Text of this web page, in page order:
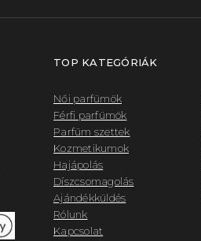
TOP KATEGÓRIÁK
Női parfümök
Férfi parfümök
Parfüm szettek
Kozmetikumok
Hajápolás
Díszcsomagolás
Ajándékküldés
Rólunk
Kapcsolat